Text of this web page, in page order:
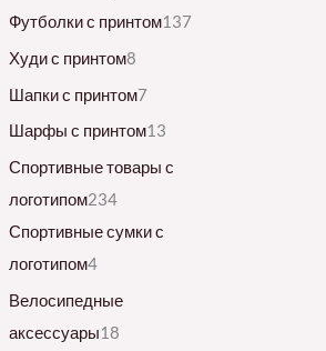
Футболки с принтом137
Худи с принтом8
Шапки с принтом7
Шарфы с принтом13
Спортивные товары с
логотипом234
Спортивные сумки с
логотипом4
Велосипедные
аксессуары18